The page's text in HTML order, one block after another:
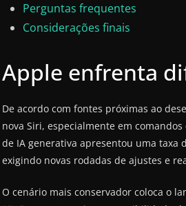
Perguntas frequentes
Considerações finais
Apple enfrenta
De acordo com fontes próximas ao
nova Siri, especialmente em
de IA generativa apresentou uma taxa
exigindo novas rodadas de ajustes e
O cenário mais conservador coloca o